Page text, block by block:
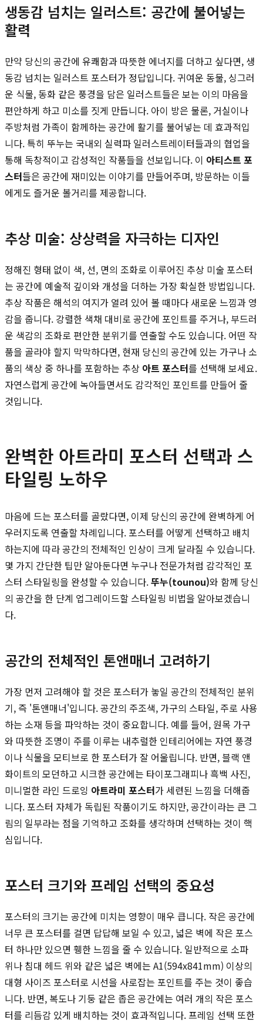
생동감 넘치는 일러스트: 공간에 불어넣는
활력
만약 당신의 공간에 유쾌함과 따뜻한 에너지를 더하고 싶다면, 생
동감 넘치는 일러스트 포스터가 정답입니다. 귀여운 동물, 싱그러
운 식물, 동화 같은 풍경을 담은 일러스트들은 보는 이의 마음을
편안하게 하고 미소를 짓게 만듭니다. 아이 방은 물론, 거실이나
주방처럼 가족이 함께하는 공간에 활기를 불어넣는 데 효과적입
니다. 특히 뚜누는 국내외 실력파 일러스트레이터들과의 협업을
통해 독창적이고 감성적인 작품들을 선보입니다. 이 아티스트 포
스터들은 공간에 재미있는 이야기를 만들어주며, 방문하는 이들
에게도 즐거운 볼거리를 제공합니다.
추상 미술: 상상력을 자극하는 디자인
정해진 형태 없이 색, 선, 면의 조화로 이루어진 추상 미술 포스터
는 공간에 예술적 깊이와 개성을 더하는 가장 확실한 방법입니다.
추상 작품은 해석의 여지가 열려 있어 볼 때마다 새로운 느낌과 영
감을 줍니다. 강렬한 색채 대비로 공간에 포인트를 주거나, 부드러
운 색감의 조화로 편안한 분위기를 연출할 수도 있습니다. 어떤 작
품을 골라야 할지 막막하다면, 현재 당신의 공간에 있는 가구나 소
품의 색상 중 하나를 포함하는 추상 아트 포스터를 선택해 보세요.
자연스럽게 공간에 녹아들면서도 감각적인 포인트를 만들어 줄
것입니다.
완벽한 아트라미 포스터 선택과 스
타일링 노하우
마음에 드는 포스터를 골랐다면, 이제 당신의 공간에 완벽하게 어
우러지도록 연출할 차례입니다. 포스터를 어떻게 선택하고 배치
하는지에 따라 공간의 전체적인 인상이 크게 달라질 수 있습니다.
몇 가지 간단한 팁만 알아둔다면 누구나 전문가처럼 감각적인 포
스터 스타일링을 완성할 수 있습니다.뚜누(tounou)와 함께 당신
의 공간을 한 단계 업그레이드할 스타일링 비법을 알아보겠습니
다.
공간의 전체적인 톤앤매너 고려하기
가장 먼저 고려해야 할 것은 포스터가 놓일 공간의 전체적인 분위
기, 즉 '톤앤매너'입니다. 공간의 주조색, 가구의 스타일, 주로 사용
하는 소재 등을 파악하는 것이 중요합니다. 예를 들어, 원목 가구
와 따뜻한 조명이 주를 이루는 내추럴한 인테리어에는 자연 풍경
이나 식물을 모티브로 한 포스터가 잘 어울립니다. 반면, 블랙 앤
화이트의 모던하고 시크한 공간에는 타이포그래피나 흑백 사진,
미니멀한 라인 드로잉 아트라미 포스터가 세련된 느낌을 더해줍
니다. 포스터 자체가 독립된 작품이기도 하지만, 공간이라는 큰 그
림의 일부라는 점을 기억하고 조화를 생각하며 선택하는 것이 핵
심입니다.
포스터 크기와 프레임 선택의 중요성
포스터의 크기는 공간에 미치는 영향이 매우 큽니다. 작은 공간에
너무 큰 포스터를 걸면 답답해 보일 수 있고, 넓은 벽에 작은 포스
터 하나만 있으면 휑한 느낌을 줄 수 있습니다. 일반적으로 소파
위나 침대 헤드 위와 같은 넓은 벽에는 A1(594x841mm) 이상의
대형 사이즈 포스터로 시선을 사로잡는 포인트를 주는 것이 좋습
니다. 반면, 복도나 기둥 같은 좁은 공간에는 여러 개의 작은 포스
터를 리듬감 있게 배치하는 것이 효과적입니다. 프레임 선택 또한